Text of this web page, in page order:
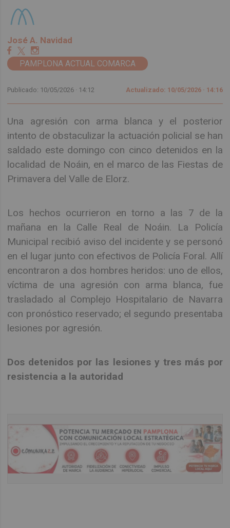
José A. Navidad
PAMPLONA ACTUAL COMARCA
Publicado: 10/05/2026 · 14:12 Actualizado: 10/05/2026 · 14:16
Una agresión con arma blanca y el posterior
intento de obstaculizar la actuación policial se han
saldado este domingo con cinco detenidos en la
localidad de Noáin, en el marco de las Fiestas de
Primavera del Valle de Elorz.
Los hechos ocurrieron en torno a las 7 de la
mañana en la Calle Real de Noáin. La Policía
Municipal recibió aviso del incidente y se personó
en el lugar junto con efectivos de Policía Foral. Allí
encontraron a dos hombres heridos: uno de ellos,
víctima de una agresión con arma blanca, fue
trasladado al Complejo Hospitalario de Navarra
con pronóstico reservado; el segundo presentaba
lesiones por agresión.
Dos detenidos por las lesiones y tres más por
resistencia a la autoridad